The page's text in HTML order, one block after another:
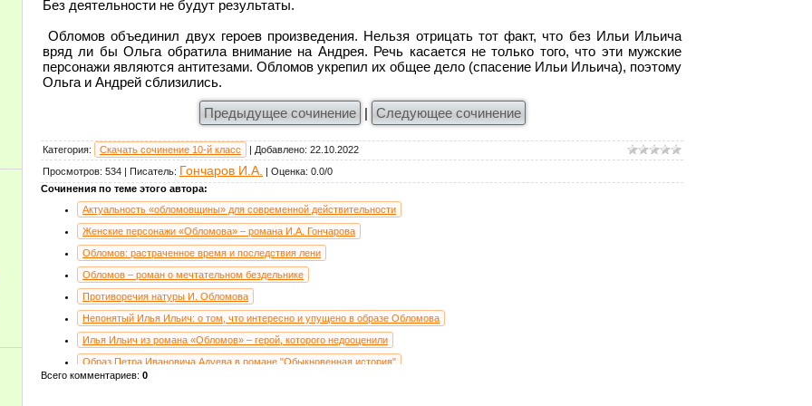
Без деятельности не будут результаты.
Обломов объединил двух героев произведения. Нельзя отрицать тот факт, что без Ильи Ильича
вряд ли бы Ольга обратила внимание на Андрея. Речь касается не только того, что эти мужские
персонажи являются антитезами. Обломов укрепил их общее дело (спасение Ильи Ильича), поэтому
Ольга и Андрей сблизились.
Предыдущее сочинение
| Следующее сочинение
Категория: Скачать сочинение 10-й класс Добавлено: 22.10.2022
Просмотров: 534 Писатель: Гончаров И.А. Оценка: 0.0/0
Сочинения по теме этого автора:
Актуальность «обломовщины» для современной действительности
Женские персонажи «Обломова» – романа И.А. Гончарова
Обломов: растраченное время и последствия лени
Обломов – роман о мечтательном бездельнике
Противоречия натуры И. Обломова
Непонятый Илья Ильич: о том, что интересно и упущено в образе Обломова
Илья Ильич из романа «Обломов» – герой, которого недооценили
Образ Петра Ивановича Адуева в романе "Обыкновенная история"
Обломов – роман, в котором нет положительных героев (10 класс, литература)
Всего комментариев: 0